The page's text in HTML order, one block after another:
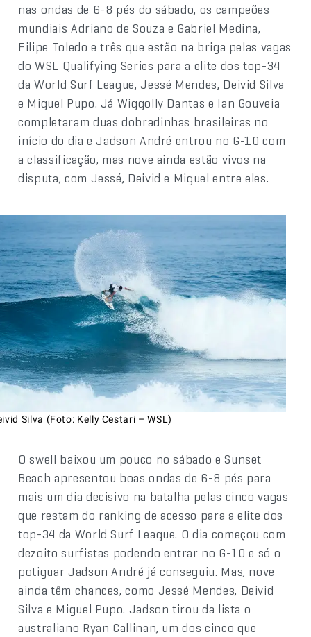
nas ondas de 6-8 pés do sábado, os campeões
mundiais Adriano de Souza e Gabriel Medina,
Filipe Toledo e três que estão na briga pelas vagas
do WSL Qualifying Series para a elite dos top-34
da World Surf League, Jessé Mendes, Deivid Silva
e Miguel Pupo. Já Wiggolly Dantas e Ian Gouveia
completaram duas dobradinhas brasileiras no
início do dia e Jadson André entrou no G-10 com
a classificação, mas nove ainda estão vivos na
disputa, com Jessé, Deivid e Miguel entre eles.
Silva (Foto: Kelly Cestari – WSL)
O swell baixou um pouco no sábado e Sunset
Beach apresentou boas ondas de 6-8 pés para
mais um dia decisivo na batalha pelas cinco vagas
que restam do ranking de acesso para a elite dos
top-34 da World Surf League. O dia começou com
dezoito surfistas podendo entrar no G-10 e só o
potiguar Jadson André já conseguiu. Mas, nove
ainda têm chances, como Jessé Mendes, Deivid
Silva e Miguel Pupo. Jadson tirou da lista o
australiano Ryan Callinan, um dos cinco que